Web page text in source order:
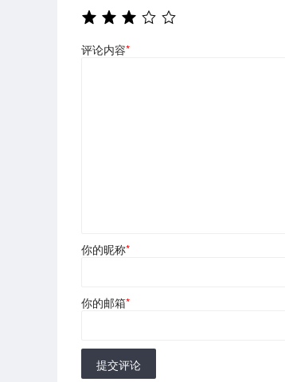
评论内容*
你的昵称*
你的邮箱*
提交评论